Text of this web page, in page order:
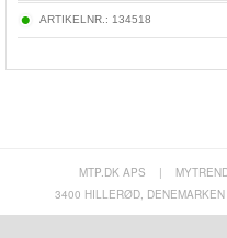
ARTIKELNR.: 134518
MTP.DK APS |
3400 HILLERØD, DENEMARKEN